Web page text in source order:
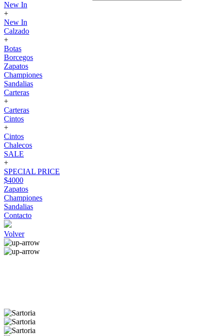
New In
+
New In
Calzado
+
Botas
Borcegos
Zapatos
Championes
Sandalias
Carteras
+
Carteras
Cintos
+
Cintos
Chalecos
SALE
+
SPECIAL PRICE
$4000
Zapatos
Championes
Sandalias
Contacto
Volver